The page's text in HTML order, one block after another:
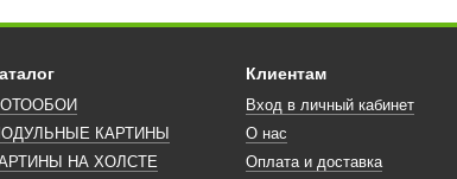
КАРТИНЫ
НА ХОЛСТЕ
Клиентам
Вход в личный кабинет
О нас
Оплата и доставка